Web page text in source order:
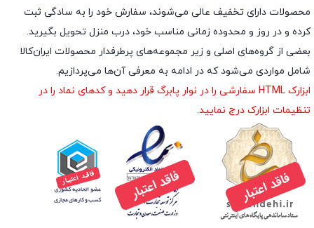
محصولات دارای تخفیف عالی می‌شوند، سفارش خود را به سادگی ثبت
کرده و در روز و محدوده زمانی مناسب خود، درب منزل تحویل بگیرید.
بعضی از گروه‌های اصلی و زیر مجموعه‌های پرطرفدار محصولات ایران‌کالا
شامل مواردی می‌شود که در ادامه به معرفی آن‌ها می‌پردازیم.
ابزارک HTML سفارشی را در نوار پابرگ قرار دهید و کدهای نماد را در
تنظیمات ابزارک درج نمایید.